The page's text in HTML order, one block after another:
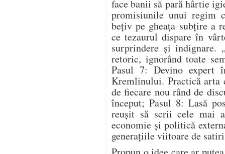
face banii să pară hârtie
promisiunile unui regim
bețiv pe gheața subțire a
ce tezaurul dispare în
surprindere și indignare.
retoric, ignorând toate
Pasul 7: Devino expert
Kremlinului. Practică arta
de fiecare nou rând de
început; Pasul 8: Lasă
reușit să scrii cele mai
economie și politică
generațiile viitoare de